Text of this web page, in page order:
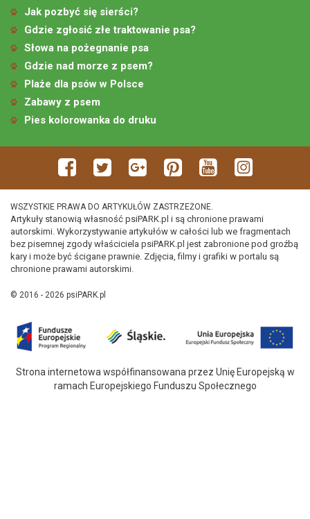
Jak pozbyć się sierści?
Gdzie zgłosić złe traktowanie psa?
Słowa na pożegnanie psa
Gdzie nad morze z psem?
Plaże dla psów w Polsce
Zabawy z psem
Pies kolorowanka do druku
WSZYSTKIE PRAWA DO ARTYKUŁÓW ZASTRZEŻONE.
Artykuły stanowią własność psiPARK.pl i są chronione prawami
autorskimi. Wykorzystywanie artykułów w całości lub we fragmentach
bez pisemnej zgody właściciela psiPARK.pl jest zabronione pod groźbą
kary i może być ścigane prawnie. Zdjęcia, filmy i grafiki w portalu są
chronione prawami autorskimi.
© 2016 - 2026 psiPARK.pl
Strona internetowa współfinansowana przez Unię Europejską w
ramach Europejskiego Funduszu Społecznego